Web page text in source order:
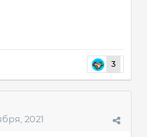
3
2021